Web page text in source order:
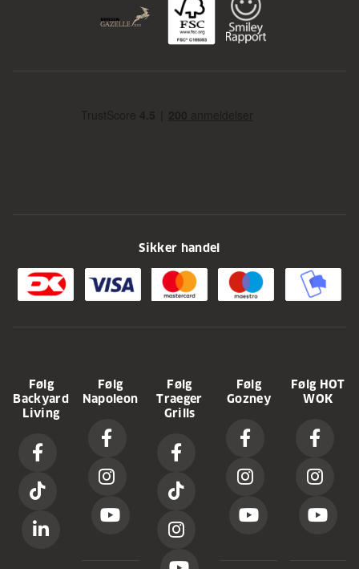
Sikker handel
Følg
Backyard
Living
Følg
Napoleon
Følg
Traeger
Grills
Følg
Gozney
Følg HOT
WOK